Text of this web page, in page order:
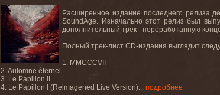
Расширенное издание последнего релиза
SoundAge. Изначально этот релиз был
дополнительный трек - переработанную
Полный трек-лист CD-издания выглядит
1. MMCCCVII
2. Automne éternel
3. Le Papillon II
4. Le Papillon I (Reimagened Live Version)... подробнее